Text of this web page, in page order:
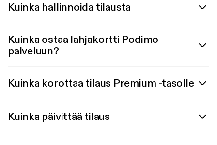
Kuinka hallinnoida tilausta
Kuinka ostaa lahjakortti Podimo-
palveluun?
Kuinka korottaa tilaus Premium -tasolle
Kuinka päivittää tilaus